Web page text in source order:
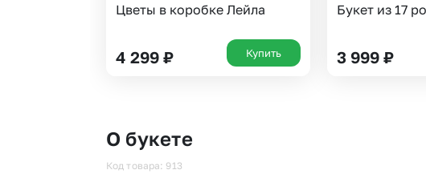
Цветы в коробке Лейла
4 299 ₽ Купить
Букет из 17
3 999₽
О букете
Код товара: 913